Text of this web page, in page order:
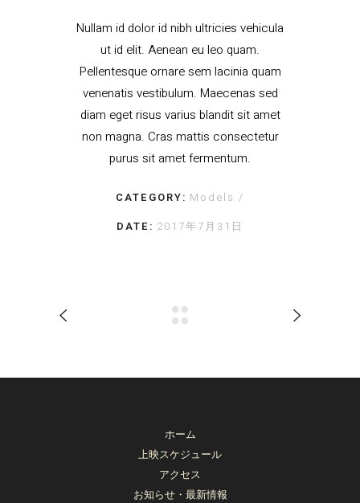
Nullam id dolor id nibh ultricies vehicula
ut id elit. Aenean eu leo quam.
Pellentesque ornare sem lacinia quam
venenatis vestibulum. Maecenas sed
diam eget risus varius blandit sit amet
non magna. Cras mattis consectetur
purus sit amet fermentum.
CATEGORY: Models
DATE: 2017年7月31日
ホーム
上映スケジュール
アクセス
お知らせ・最新情報